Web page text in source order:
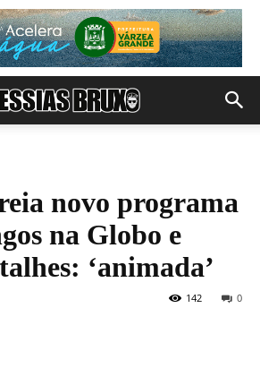
novo programa
na Globo e
‘animada’
0
142